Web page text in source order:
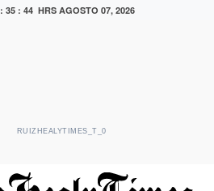
35 : 44 HRS AGOSTO 07, 2026
RUIZHEALYTIMES_T_0